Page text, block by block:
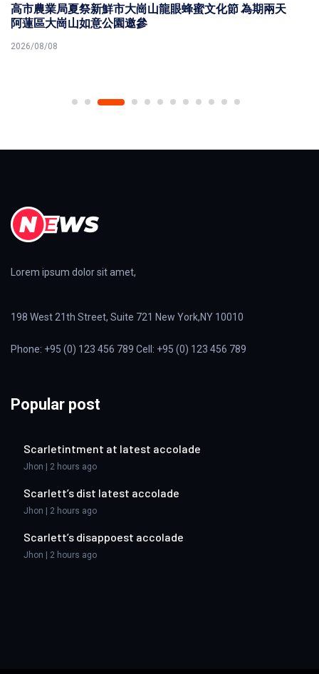
高市農業局夏祭新鮮市大崗山龍眼蜂蜜文化節 為期兩天
阿蓮區大崗山如意公園邀參
2026/08/08
Lorem ipsum dolor sit amet,
198 West 21th Street, Suite 721 New York,NY 10010
Phone: +95 (0) 123 456 789 Cell: +95 (0) 123 456 789
Popular post
Scarletintment at latest accolade
Jhon | 2 hours ago
Scarlett’s dist latest accolade
Jhon | 2 hours ago
Scarlett’s disappoest accolade
Jhon | 2 hours ago